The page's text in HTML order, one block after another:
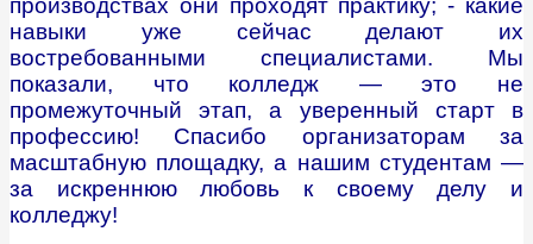
производствах они проходят практику; - какие
навыки уже сейчас делают их
востребованными специалистами. Мы
показали, что колледж — это не
промежуточный этап, а уверенный старт в
профессию! Спасибо организаторам за
масштабную площадку, а нашим студентам —
за искреннюю любовь к своему делу и
колледжу!